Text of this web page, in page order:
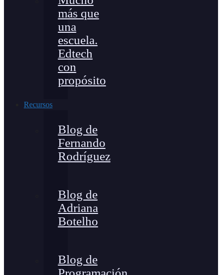
más que
una
escuela.
Edtech
con
propósito
Recursos
Blog de
Fernando
Rodríguez
Blog de
Adriana
Botelho
Blog de